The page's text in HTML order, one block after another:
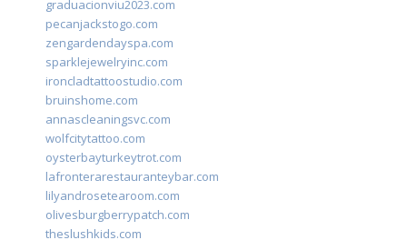
graduacionviu2023.com
pecanjackstogo.com
zengardendayspa.com
sparklejewelryinc.com
ironcladtattoostudio.com
bruinshome.com
annascleaningsvc.com
wolfcitytattoo.com
oysterbayturkeytrot.com
lafronterarestauranteybar.com
lilyandrosetearoom.com
olivesburgberrypatch.com
theslushkids.com